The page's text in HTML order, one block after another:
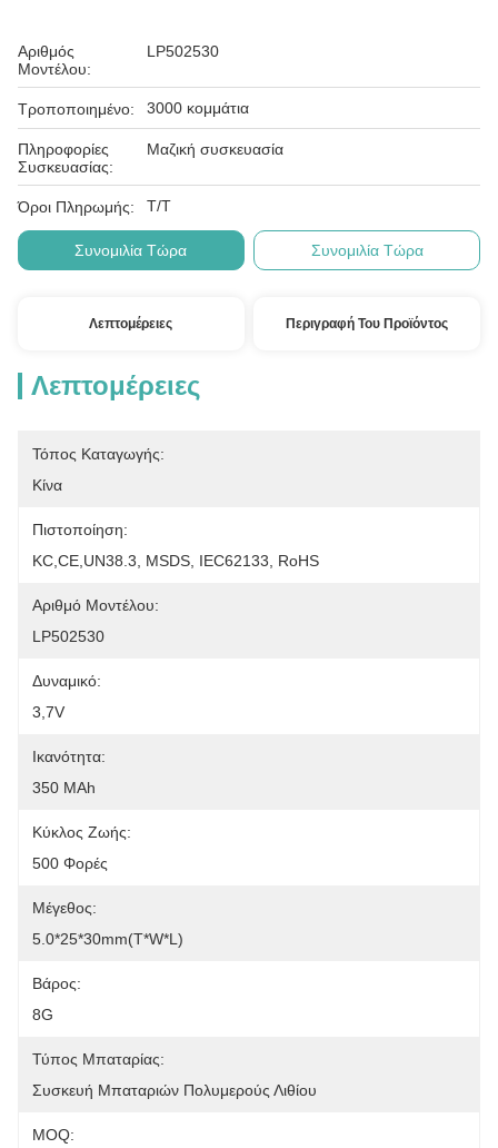
Αριθμός
Μοντέλου:
LP502530
Τροποποιημένο: 3000 κομμάτια
Πληροφορίες
Συσκευασίας:
Μαζική συσκευασία
Όροι Πληρωμής: Τ/Τ
Συνομιλία Τώρα Συνομιλία Τώρα
Λεπτομέρειες Περιγραφή Του Προϊόντος
Λεπτομέρειες
Τόπος Καταγωγής:
Κίνα
Πιστοποίηση:
KC,CE,UN38.3, MSDS, IEC62133, RoHS
Αριθμό Μοντέλου:
LP502530
Δυναμικό:
3,7V
Ικανότητα:
350 MAh
Κύκλος Ζωής:
500 Φορές
Μέγεθος:
5.0*25*30mm(T*W*L)
Βάρος:
8G
Τύπος Μπαταρίας:
Συσκευή Μπαταριών Πολυμερούς Λιθίου
MOQ: